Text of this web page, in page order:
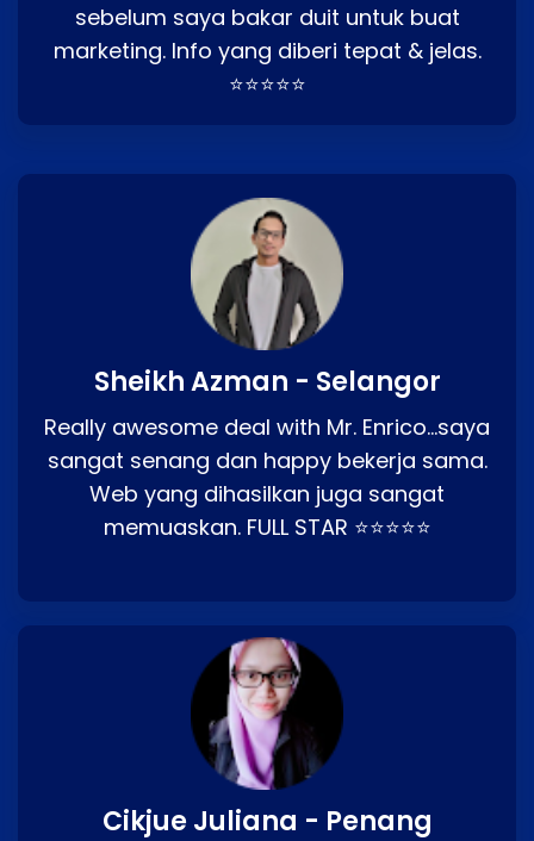
sebelum saya bakar duit untuk buat
marketing. Info yang diberi tepat & jelas.
⭐⭐⭐⭐⭐
Sheikh Azman - Selangor
Really awesome deal with Mr. Enrico…saya
sangat senang dan happy bekerja sama.
Web yang dihasilkan juga sangat
memuaskan. FULL STAR ⭐⭐⭐⭐⭐
Cikjue Juliana - Penang